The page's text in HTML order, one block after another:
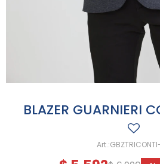
BLAZER GUARNIERI